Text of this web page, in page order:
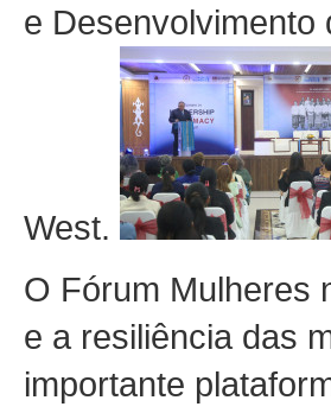
e Desenvolvimento
West.
O Fórum Mulheres
e a resiliência das
importante